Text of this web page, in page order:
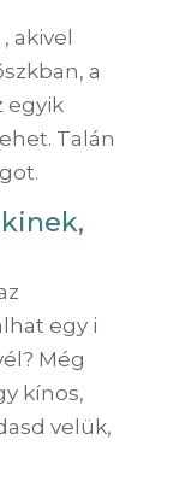
akivel
a
egyik
Talán
egy i
Még
kínos,
velük,